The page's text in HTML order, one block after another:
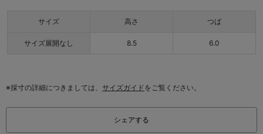
サイズ 高さ つば
サイズ展開なし 8.5 6.0
※採寸の詳細につきましては、 サイズガイドをご覧ください。
シェアする